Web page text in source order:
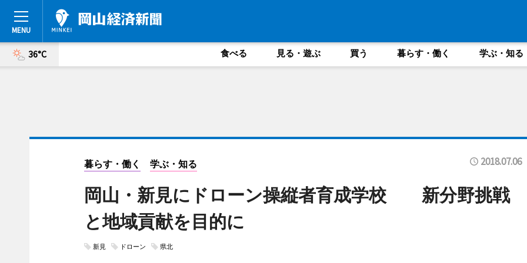
36°C 食べる 見る・遊ぶ 買う 暮らす・働く 学ぶ・知る
暮らす・働く 学ぶ・知る 2018.07.06
岡山・新見にドローン操縦者育成学校 新分野挑戦
と地域貢献を目的に
新見 ドローン 県北